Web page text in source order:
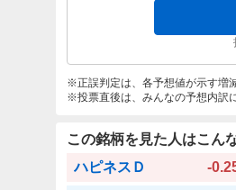
正誤判定は、各予想値が示す増
投票直後は、みんなの予想内訳
この銘柄を見た人はこん
ハピネスＤ
-